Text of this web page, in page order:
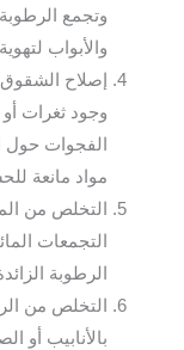
وتجمع
والأبواب
إصلاح
وجود ثغرات
الفجوات حول
مواد مانعة
التخلص من
التجمعات
الرطوبة
التخلص من
بالأنابيب